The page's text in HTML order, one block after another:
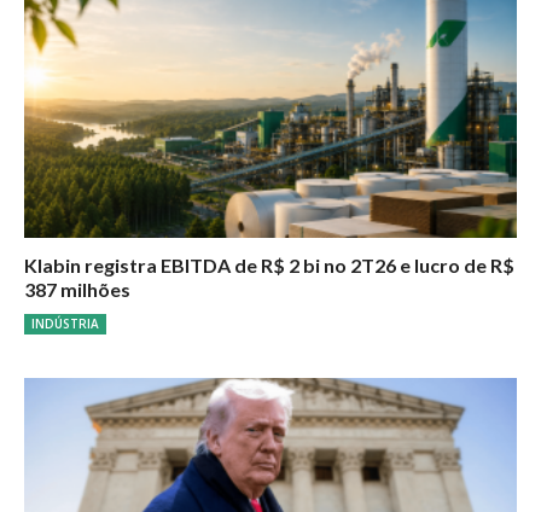
Klabin registra EBITDA de R$ 2 bi no 2T26 e lucro de R$
387 milhões
INDÚSTRIA